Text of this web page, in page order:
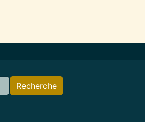
Recherche